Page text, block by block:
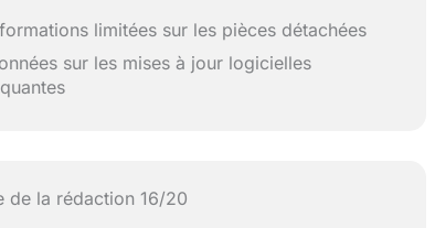
limitées sur les pièces détachées
sur les mises à jour logicielles
de la rédaction 16/20